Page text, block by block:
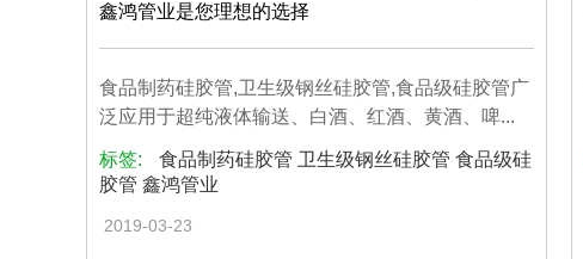
鑫鸿管业是您理想的选择
食品制药硅胶管,卫生级钢丝硅胶管,食品级硅胶管广
泛应用于超纯液体输送、白酒、红酒、黄酒、啤...
标签:
食品制药硅胶管 卫生级钢丝硅胶管 食品级硅
胶管 鑫鸿管业
2019-03-23